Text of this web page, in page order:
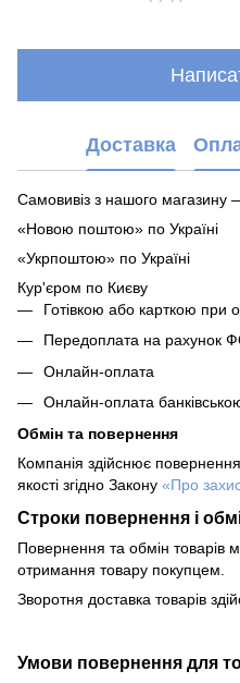
Доставка
Самовивіз з нашого магазину
«Новою поштою» по Україні
«Укрпоштою» по Україні
Кур'єром по Києву
Готівкою або карткою при
Передоплата на рахунок
Онлайн-оплата
Онлайн-оплата
Обмін та повернення
Компанія здійснює
якості згідно Закону «Про
Строки повернення і
Повернення та обмін товарів
отримання товару покупцем.
Зворотня доставка товарів
Умови повернення для